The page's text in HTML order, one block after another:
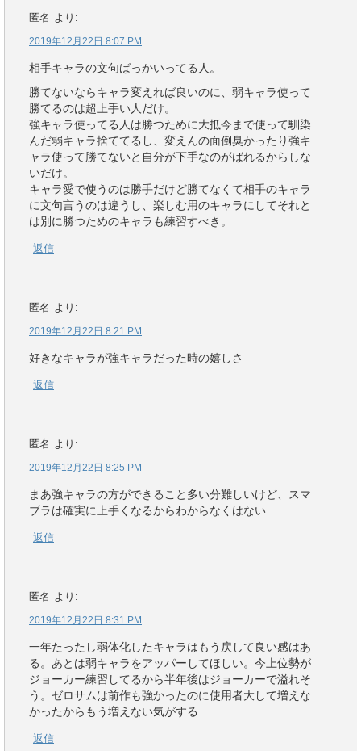
匿名 より:
2019年12月22日 8:07 PM
相手キャラの文句ばっかいってる人。
勝てないならキャラ変えれば良いのに、弱キャラ使って
勝てるのは超上手い人だけ。
強キャラ使ってる人は勝つために大抵今まで使って馴染
んだ弱キャラ捨ててるし、変えんの面倒臭かったり強キ
ャラ使って勝てないと自分が下手なのがばれるからしな
いだけ。
キャラ愛で使うのは勝手だけど勝てなくて相手のキャラ
に文句言うのは違うし、楽しむ用のキャラにしてそれと
は別に勝つためのキャラも練習すべき。
返信
匿名 より:
2019年12月22日 8:21 PM
好きなキャラが強キャラだった時の嬉しさ
返信
匿名 より:
2019年12月22日 8:25 PM
まあ強キャラの方ができること多い分難しいけど、スマ
ブラは確実に上手くなるからわからなくはない
返信
匿名 より:
2019年12月22日 8:31 PM
一年たったし弱体化したキャラはもう戻して良い感はあ
る。あとは弱キャラをアッパーしてほしい。今上位勢が
ジョーカー練習してるから半年後はジョーカーで溢れそ
う。ゼロサムは前作も強かったのに使用者大して増えな
かったからもう増えない気がする
返信